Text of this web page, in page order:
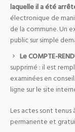
laquelle il a été
électronique de
de la commune. Un
public sur simple
Le COMPTE-
supprimé : il est
examinées en
ligne sur le site
Les actes sont
permanente et